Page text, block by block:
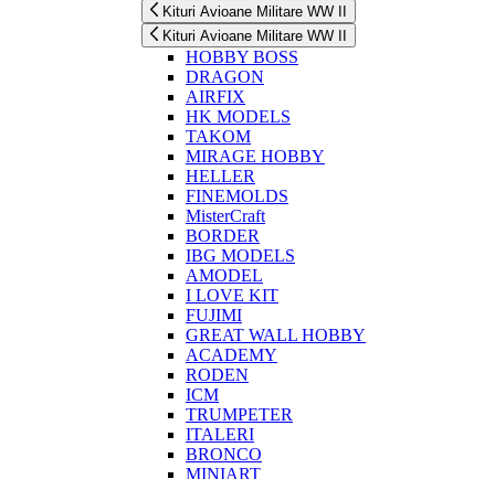
Kituri Avioane Militare WW II
Kituri Avioane Militare WW II
HOBBY BOSS
DRAGON
AIRFIX
HK MODELS
TAKOM
MIRAGE HOBBY
HELLER
FINEMOLDS
MisterCraft
BORDER
IBG MODELS
AMODEL
I LOVE KIT
FUJIMI
GREAT WALL HOBBY
ACADEMY
RODEN
ICM
TRUMPETER
ITALERI
BRONCO
MINIART